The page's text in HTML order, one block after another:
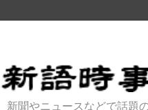
新聞やニュースなどで話題